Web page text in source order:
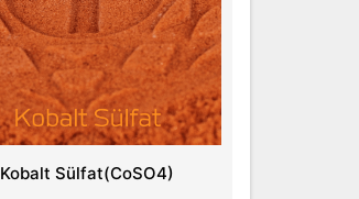
Kobalt Sülfat(CoSO4)